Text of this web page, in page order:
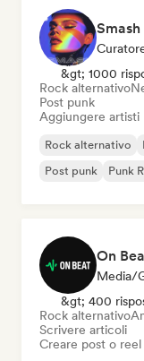
&gt; 1000
Rock alternativo
Post punk
Aggiungere artisti
Rock alternativo
Post punk
Punk
On
Media/
&gt; 400
Rock alternativo
Scrivere articoli
Creare post o